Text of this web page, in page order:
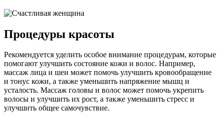
Процедуры красоты
Рекомендуется уделить особое внимание процедурам, которые
помогают улучшить состояние кожи и волос. Например,
массаж лица и шеи может помочь улучшить кровообращение
и тонус кожи, а также уменьшить напряжение мышц и
усталость. Массаж головы и волос может помочь укрепить
волосы и улучшить их рост, а также уменьшить стресс и
улучшить общее самочувствие.